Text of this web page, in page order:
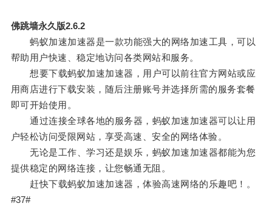
佛跳墙永久版2.6.2
蚂蚁加速加速器是一款功能强大的网络加速工具，可以
帮助用户快速、稳定地访问各类网站和服务。
想要下载蚂蚁加速加速器，用户可以前往官方网站或应
用商店进行下载安装，随后注册账号并选择所需的服务套餐
即可开始使用。
通过连接全球各地的服务器，蚂蚁加速加速器可以让用
户轻松访问受限网站，享受高速、安全的网络体验。
无论是工作、学习还是娱乐，蚂蚁加速加速器都能为您
提供稳定的网络连接，让您畅通无阻。
赶快下载蚂蚁加速加速器，体验高速网络的乐趣吧！。
#37#